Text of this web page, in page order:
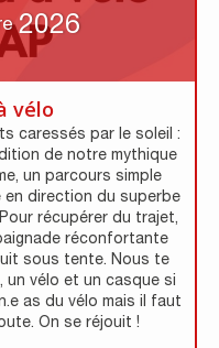
2026
vélo
caressés par le soleil :
de notre mythique
un parcours simple
en direction du superbe
récupérer du trajet,
réconfortante
sous tente. Nous te
un vélo et un casque si
as du vélo mais il faut
On se réjouit !